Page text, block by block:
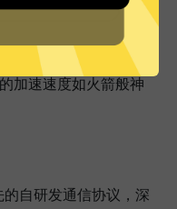
加速器服务器部署实时
加速速度如火箭般神
自研发通信协议，深